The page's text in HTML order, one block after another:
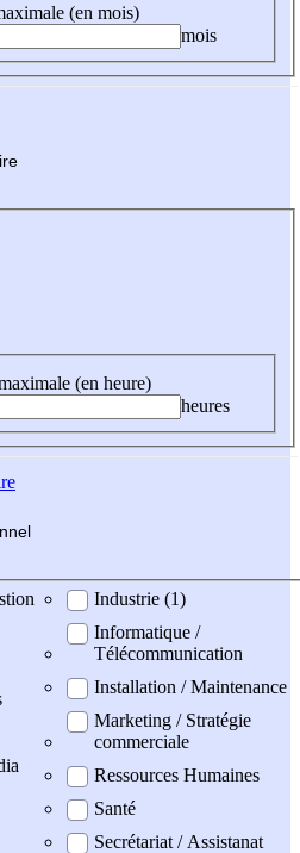
(en mois)
mois
(en heure)
heures
Industrie (1)
Informatique /
Télécommunication
Installation / Maintenance
Marketing / Stratégie
commerciale
Ressources Humaines
Santé
Secrétariat / Assistanat